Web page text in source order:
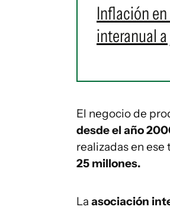
Inflación
interanual
El negocio de
desde el año
realizadas en ese
25 millones.
La asociación